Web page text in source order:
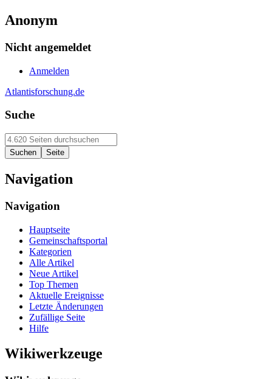
Anonym
Nicht angemeldet
Anmelden
Atlantisforschung.de
Suche
Navigation
Navigation
Hauptseite
Gemeinschaftsportal
Kategorien
Alle Artikel
Neue Artikel
Top Themen
Aktuelle Ereignisse
Letzte Änderungen
Zufällige Seite
Hilfe
Wikiwerkzeuge